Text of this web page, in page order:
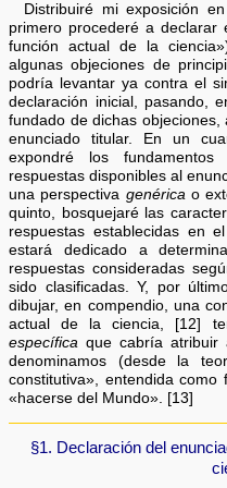
Distribuiré mi exposición
primero procederé a declarar
función actual de la
algunas objeciones de
podría levantar ya contra el
declaración inicial, pasando,
fundado de dichas
enunciado titular. En un
expondré los
respuestas disponibles al
una perspectiva genéricao
quinto, bosquejaré las
respuestas establecidas en
estará dedicado a
respuestas consideradas
sido clasificadas. Y, por
dibujar, en compendio, una
actual de la ciencia, [12]
específica que cabría atribuir
denominamos (desde la
constitutiva», entendida
«hacerse del Mundo». [13]
§1. Declaración del